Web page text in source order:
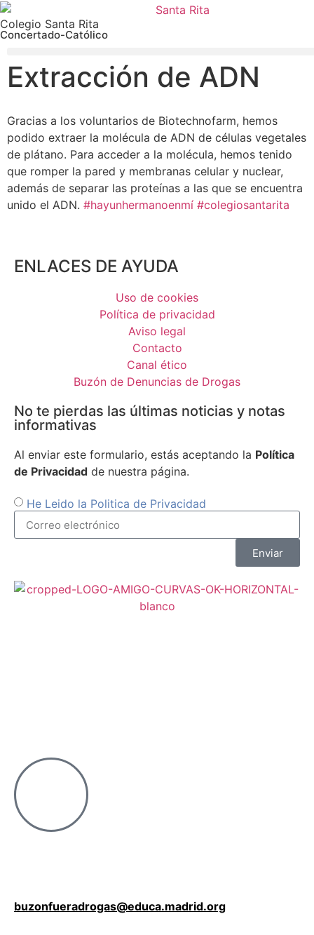
Colegio Santa Rita
Concertado-Católico
Extracción de ADN
Gracias a los voluntarios de Biotechnofarm, hemos
podido extraer la molécula de ADN de células vegetales
de plátano. Para acceder a la molécula, hemos tenido
que romper la pared y membranas celular y nuclear,
además de separar las proteínas a las que se encuentra
unido el ADN. #hayunhermanoenmí #colegiosantarita
ENLACES DE AYUDA
Uso de cookies
Política de privacidad
Aviso legal
Contacto
Canal ético
Buzón de Denuncias de Drogas
No te pierdas las últimas noticias y notas
informativas
Al enviar este formulario, estás aceptando la Política
de Privacidad de nuestra página.
He Leido la Politica de Privacidad
Enviar
buzonfueradrogas@educa.madrid.org